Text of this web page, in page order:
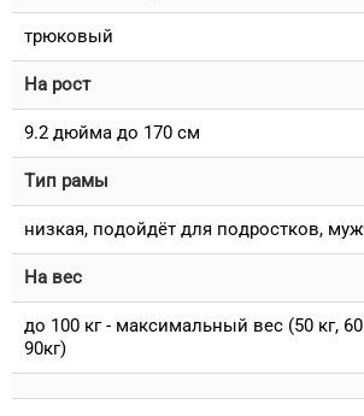
трюковый
На рост
9.2 дюйма до 170 см
Тип рамы
низкая, подойдёт для подростков,
На вес
до 100 кг - максимальный вес (50 кг, 60
90кг)